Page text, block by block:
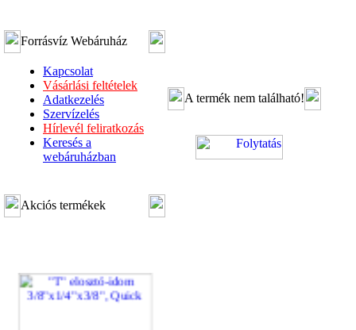
Forrásvíz Webáruház
Kapcsolat
Vásárlási feltételek
Adatkezelés
Szervízelés
Hírlevél feliratkozás
Keresés a
webáruházban
Akciós termékek
A termék nem található!